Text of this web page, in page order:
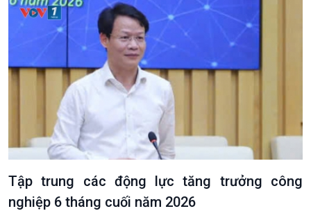
Tin Văn hoá & Du lịch
Chát với người nổi tiếng
Câu chuyện Thể thao
Ảnh
Video
Infographic
Tập trung các động lực tăng trưởng công
nghiệp 6 tháng cuối năm 2026